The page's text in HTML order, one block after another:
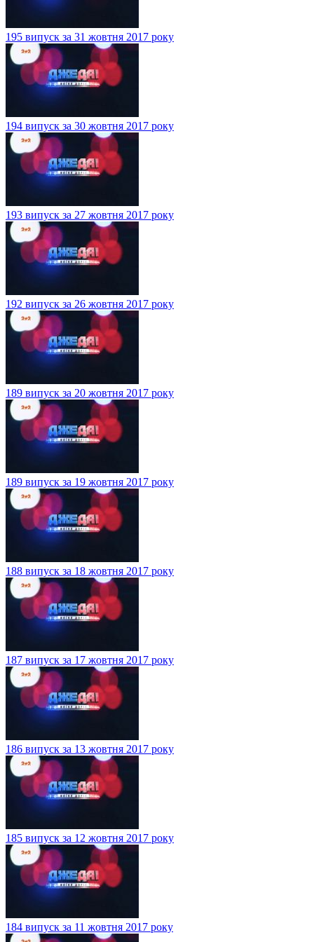
195 випуск за 31 жовтня 2017 року
194 випуск за 30 жовтня 2017 року
193 випуск за 27 жовтня 2017 року
192 випуск за 26 жовтня 2017 року
189 випуск за 20 жовтня 2017 року
189 випуск за 19 жовтня 2017 року
188 випуск за 18 жовтня 2017 року
187 випуск за 17 жовтня 2017 року
186 випуск за 13 жовтня 2017 року
185 випуск за 12 жовтня 2017 року
184 випуск за 11 жовтня 2017 року